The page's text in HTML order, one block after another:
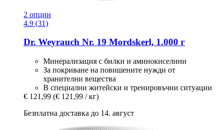
2 опции
4.9 (31)
Dr. Weyrauch Nr. 19 Mordskerl, 1.000 г
Минерализация с билки и аминокиселини
За покриване на повишените нужди от
хранителни вещества
В специални житейски и тренировъчни ситуации
€ 121,99 (€ 121,99 / кг)
Безплатна доставка до 14. август